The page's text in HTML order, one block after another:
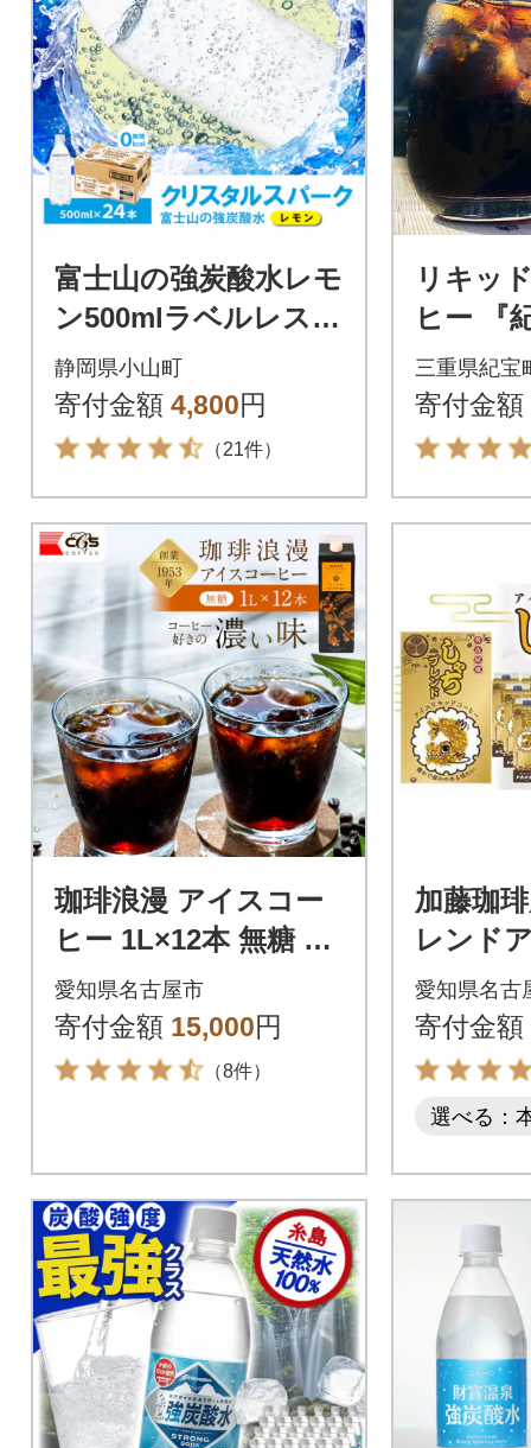
富士山の強炭酸水レモ
ン500mlラベルレス×2
4本入
静岡県小山町
寄付金額 4,800円
（21件）
リキッ
ヒー 『
L×12本
三重県紀宝
寄付金額
珈琲浪漫 アイスコー
ヒー 1L×12本 無糖 コ
ーヒー 飲料 濃いコー
ヒー 愛知 名古屋 珈琲
愛知県名古屋市
寄付金額 15,000円
（8件）
加藤珈
レンド
ドコー
2本
愛知県名古
寄付金額
選べる：